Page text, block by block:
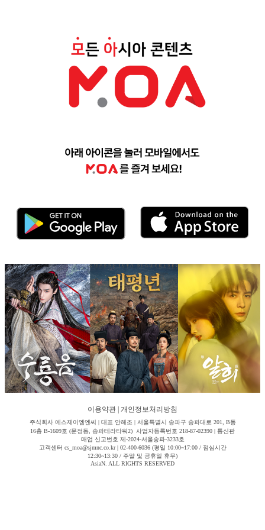
이용약관 개인정보처리방침
주식회사 에스제이엠엔씨 | 대표 안해조 | 서울특별시 송파구 송파대로 201, B동
16층 B-1609호 (문정동, 송파테라타워2) 사업자등록번호 218-87-02390 | 통신판
매업 신고번호 제-2024-서울송파-3233호
고객센터 cs_moa@sjmnc.co.kr | 02-400-6036 (평일 10:00~17:00 / 점심시간
12:30~13:30 / 주말 및 공휴일 휴무)
AsiaN. ALL RIGHTS RESERVED